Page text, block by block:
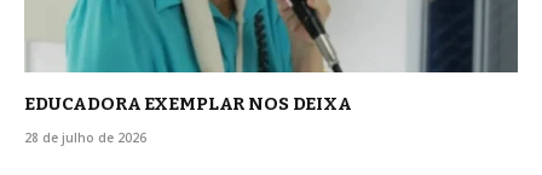
EDUCADORA EXEMPLAR NOS DEIXA
28 de julho de 2026